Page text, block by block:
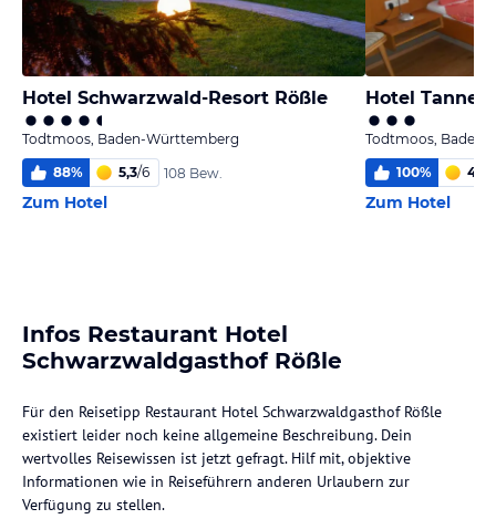
Hotel Schwarzwald-Resort Rößle
Todtmoos, Baden-Württemberg
88% 5,3/6 108 Bew.
Zum Hotel
Hotel Tanne
Todtmoos,
100% 4,7
Zum Hotel
Infos Restaurant Hotel
Schwarzwaldgasthof Rößle
Für den Reisetipp Restaurant Hotel Schwarzwaldgasthof Rößle
existiert leider noch keine allgemeine Beschreibung. Dein
wertvolles Reisewissen ist jetzt gefragt. Hilf mit, objektive
Informationen wie in Reiseführern anderen Urlaubern zur
Verfügung zu stellen.